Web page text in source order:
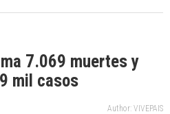
7.069 muertes y
mil casos
Author: VIVEPAIS